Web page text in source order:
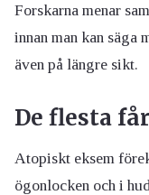
Forskarna menar
innan man kan säga
även på längre sikt.
De flesta
Atopiskt eksem
ögonlocken och i